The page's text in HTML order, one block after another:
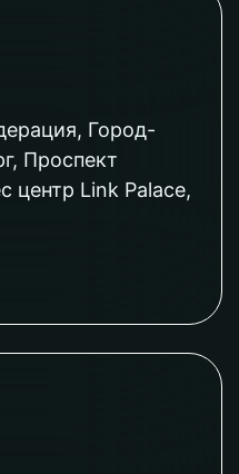
Город-
Проспект
центр Link Palace,